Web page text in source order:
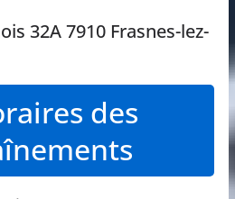
32A 7910 Frasnes-lez-
des